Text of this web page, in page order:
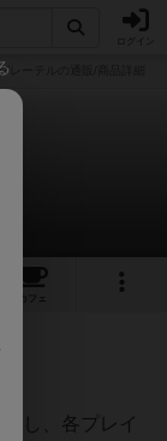
レーテルの通販/商品詳細
カフェ
し、各プレイ